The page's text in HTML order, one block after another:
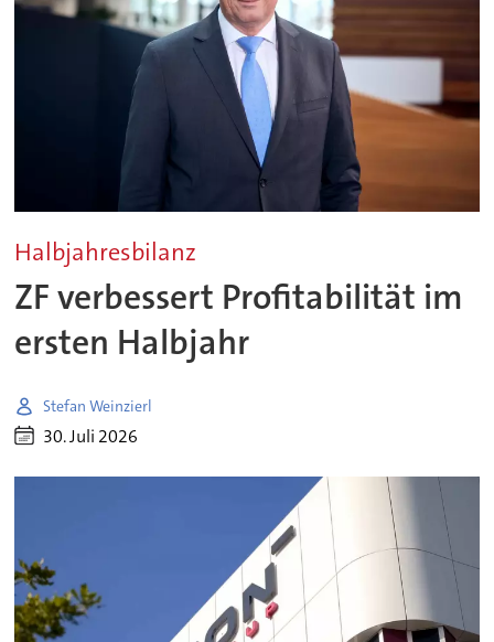
Halbjahresbilanz
ZF verbessert Profitabilität im
ersten Halbjahr
Stefan Weinzierl
30. Juli 2026